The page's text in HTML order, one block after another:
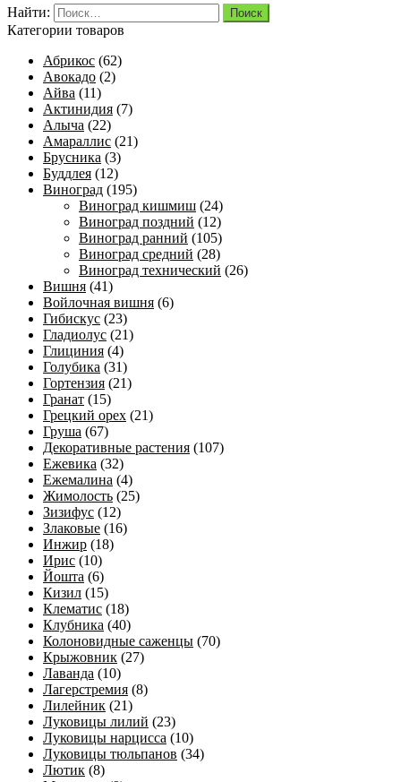
Найти:
Категории товаров
Абрикос (62)
Авокадо (2)
Айва (11)
Актинидия (7)
Алыча (22)
Амараллис (21)
Брусника (3)
Буддлея (12)
Виноград (195)
Виноград кишмиш (24)
Виноград поздний (12)
Виноград ранний (105)
Виноград средний (28)
Виноград технический (26)
Вишня (41)
Войлочная вишня (6)
Гибискус (23)
Гладиолус (21)
Глициния (4)
Голубика (31)
Гортензия (21)
Гранат (15)
Грецкий орех (21)
Груша (67)
Декоративные растения (107)
Ежевика (32)
Ежемалина (4)
Жимолость (25)
Зизифус (12)
Злаковые (16)
Инжир (18)
Ирис (10)
Йошта (6)
Кизил (15)
Клематис (18)
Клубника (40)
Колоновидные саженцы (70)
Крыжовник (27)
Лаванда (10)
Лагерстремия (8)
Лилейник (21)
Луковицы лилий (23)
Луковицы нарцисса (10)
Луковицы тюльпанов (34)
Лютик (8)